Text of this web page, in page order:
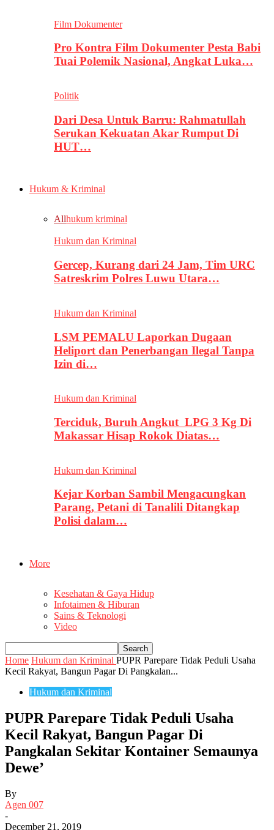
Film Dokumenter
Pro Kontra Film Dokumenter Pesta Babi
Tuai Polemik Nasional, Angkat Luka…
Politik
Dari Desa Untuk Barru: Rahmatullah
Serukan Kekuatan Akar Rumput Di
HUT…
Hukum & Kriminal
Allhukum kriminal
Hukum dan Kriminal
Gercep, Kurang dari 24 Jam, Tim URC
Satreskrim Polres Luwu Utara…
Hukum dan Kriminal
LSM PEMALU Laporkan Dugaan
Heliport dan Penerbangan Ilegal Tanpa
Izin di…
Hukum dan Kriminal
Terciduk, Buruh Angkut LPG 3 Kg Di
Makassar Hisap Rokok Diatas…
Hukum dan Kriminal
Kejar Korban Sambil Mengacungkan
Parang, Petani di Tanalili Ditangkap
Polisi dalam…
More
Kesehatan & Gaya Hidup
Infotaimen & Hiburan
Sains & Teknologi
Video
Home Hukum dan Kriminal PUPR Parepare Tidak Peduli Usaha
Kecil Rakyat, Bangun Pagar Di Pangkalan...
Hukum dan Kriminal
PUPR Parepare Tidak Peduli Usaha
Kecil Rakyat, Bangun Pagar Di
Pangkalan Sekitar Kontainer Semaunya
Dewe’
By
Agen 007
-
December 21, 2019